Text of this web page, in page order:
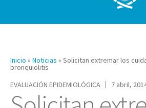
Inicio » Noticias » Solicitan extremar los
bronquiolitis
EVALUACIÓN EPIDEMIOLÓGICA
7 abril,